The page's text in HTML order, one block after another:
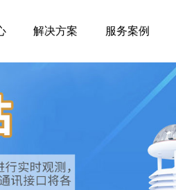
解决方案 服务案例